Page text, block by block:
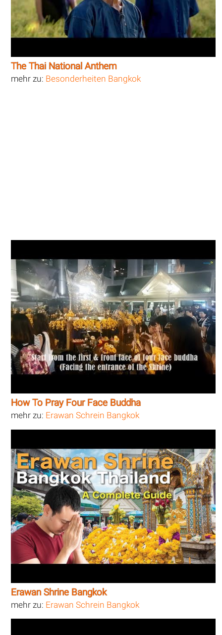
The Thai National Anthem
mehr zu: Besonderheiten Bangkok
How To Pray Four Face Buddha
mehr zu: Erawan Schrein Bangkok
Erawan Shrine Bangkok
mehr zu: Erawan Schrein Bangkok